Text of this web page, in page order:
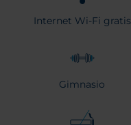
Internet Wi-Fi gratis
Gimnasio